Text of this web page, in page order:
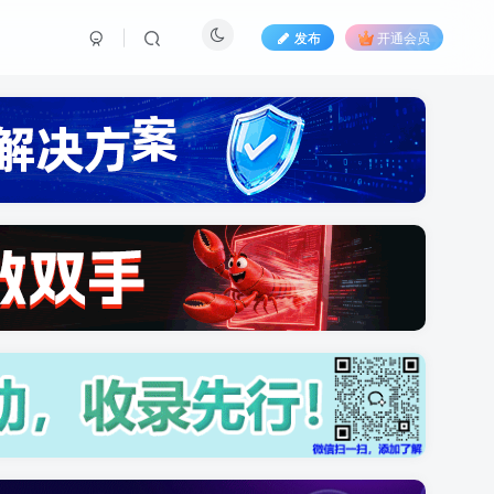
发布 开通会员